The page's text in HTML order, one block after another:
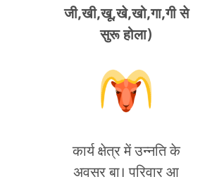
जी,खी,खू,खे,खो,गा,गी से
सुरू होला)
कार्य क्षेत्र में उन्नति के
अवसर बा। परिवार आ